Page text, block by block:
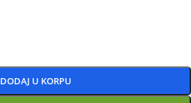
DODAJ U KORPU